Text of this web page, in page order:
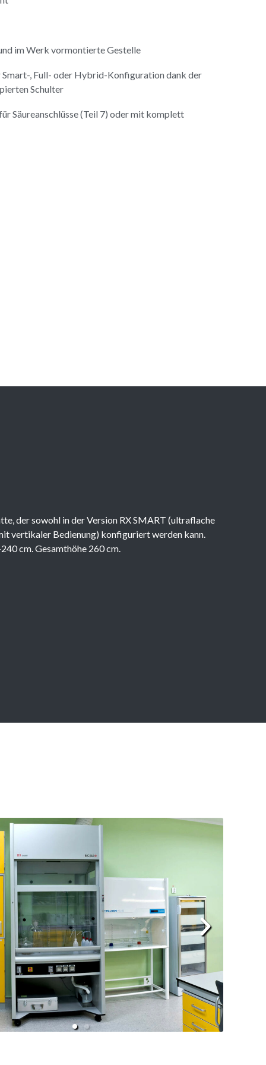
im Werk vormontierte Gestelle
, Full- oder Hybrid-Konfiguration dank der
Schulter
Säureanschlüsse (Teil 7) oder mit komplett
der sowohl in der Version RX SMART (ultraflache
vertikaler Bedienung) konfiguriert werden kann.
cm. Gesamthöhe 260 cm.